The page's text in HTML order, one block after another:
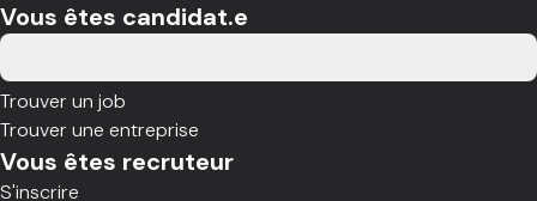
Vous êtes candidat.e
Trouver un job
Trouver une entreprise
Vous êtes recruteur
S'inscrire